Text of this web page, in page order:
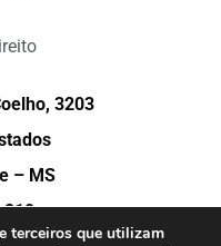
3203
– MS
210
terceiros que utilizam